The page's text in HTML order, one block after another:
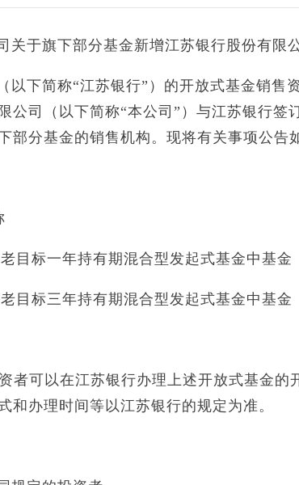
关于旗下部分基金新增江苏银行股份有限
以下简称“江苏银行”）的开放式基金销售
公司（以下简称“本公司”）与江苏银行签
部分基金的销售机构。现将有关事项公告
目标一年持有期混合型发起式基金中基金
目标三年持有期混合型发起式基金中基金
者可以在江苏银行办理上述开放式基金
和办理时间等以江苏银行的规定为准。